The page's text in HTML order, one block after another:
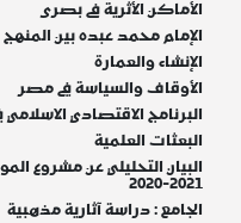
الأماكن الأثرية فى بصرى
الإمام محمد عبده بين
الإنشاء والعمارة
الأوقاف والسياسة في مصر
البرنامج الاقتصادي
البعثات العلمية
البيان التحليلي عن مشروع
2021-2020
الجامع : دراسة آثارية مذهبية